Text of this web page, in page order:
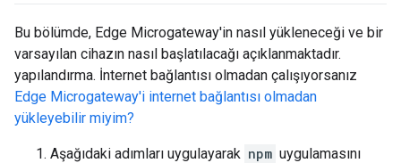
Bu bölümde, Edge Microgateway'in nasıl yükleneceği ve bir
varsayılan cihazın nasıl başlatılacağı açıklanmaktadır.
yapılandırma. İnternet bağlantısı olmadan çalışıyorsanız
Edge Microgateway'i internet bağlantısı olmadan
yükleyebilir miyim?
Aşağıdaki adımları uygulayarak npm uygulamasını